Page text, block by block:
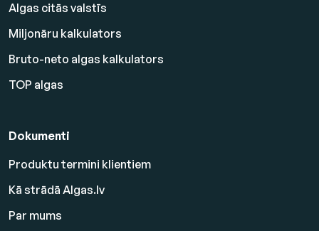
Algas citās valstīs
Miljonāru kalkulators
Bruto-neto algas kalkulators
TOP algas
Dokumenti
Produktu termini klientiem
Kā strādā Algas.lv
Par mums